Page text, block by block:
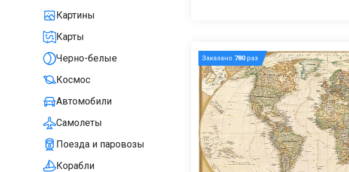
Картины
Карты
Черно-белые
Космос
Автомобили
Самолеты
Поезда и паровозы
Корабли
Заказано 780раз